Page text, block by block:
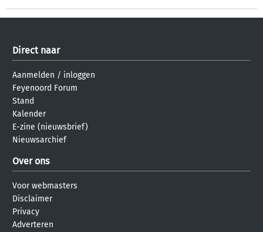
Direct naar
Aanmelden / inloggen
Feyenoord Forum
Stand
Kalender
E-zine (nieuwsbrief)
Nieuwsarchief
Over ons
Voor webmasters
Disclaimer
Privacy
Adverteren